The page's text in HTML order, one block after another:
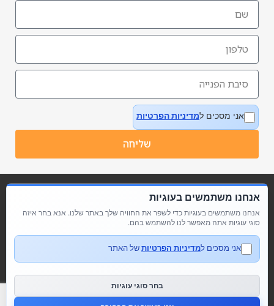
אני מסכים למדיניות הפרטיות
שליחה
מדיניות פרטיות הצהרת נגישות
אנחנו משתמשים בעוגיות
אנחנו משתמשים בעוגיות כדי לשפר את החוויה שלך באתר שלנו. אנא בחר איזה
סוגי עוגיות אתה מאפשר לנו להשתמש בהם.
אני מסכים למדיניות הפרטיותשל האתר
בחר סוגי עוגיות